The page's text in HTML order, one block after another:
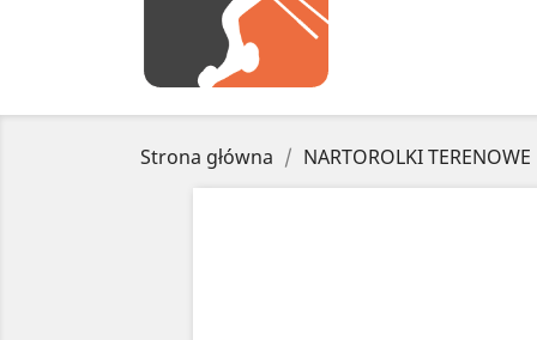
Strona główna NARTOROLKI TERENOWE